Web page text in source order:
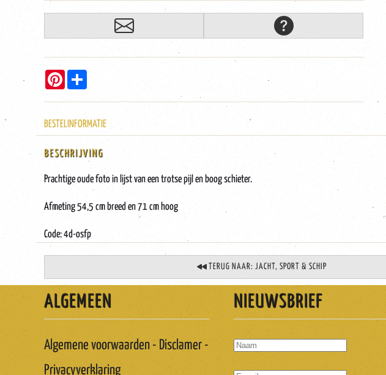
Pinterest
BESTELINFORMATIE
BESCHRIJVING
Prachtige oude foto in lijst van een trotse pijl en boog schieter.
Afmeting 54,5 cm breed en 71 cm hoog
Code: 4d-osfp
TERUG NAAR: JACHT, SPORT & SCHIP
ALGEMEEN
Algemene voorwaarden - Disclamer -
Privacyverklaring
NIEUWSBRIEF